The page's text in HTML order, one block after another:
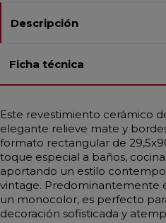
Descripción
Ficha técnica
Este revestimiento cerámico
elegante relieve mate y
formato rectangular de
toque especial a baños,
aportando un estilo
vintage. Predominantemente
un monocolor, es perfecto
decoración sofisticada y